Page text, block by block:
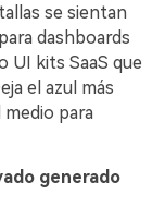
se sientan
dashboards
UI kits SaaS que
el azul más
para
generado